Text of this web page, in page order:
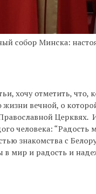
собор Минска:
хочу отметить, что,
вечной, о
человека: “Радость
знакомства с
мир и радость и